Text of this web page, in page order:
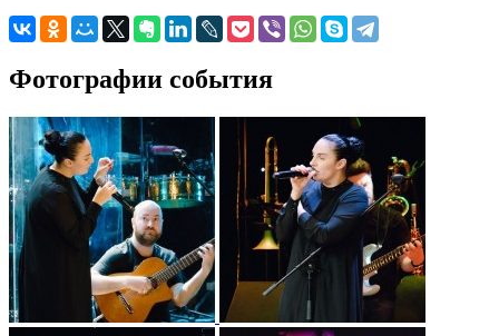
Фотографии события